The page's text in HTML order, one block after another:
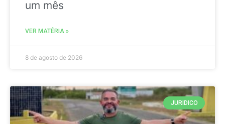
um mês
VER MATÉRIA »
8 de agosto de 2026
JURIDICO